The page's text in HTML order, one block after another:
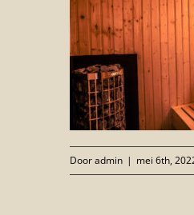
Dooradmin | mei 6th,